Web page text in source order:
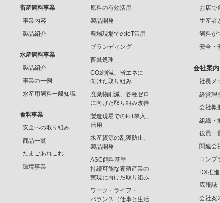
畜産飼料事業
事業内容
製品紹介
水産飼料事業
製品紹介
事業の一例
水産用飼料一般知識
食料事業
安全への取り組み
商品一覧
たまごあれこれ
環境事業
原料の有効活用
製品開発
農場現場でのIoT活用
ブランディング
畜糞処理
CO2削減、省エネに
向けた取り組み
廃棄物削減、各種ゼロ
に向けた取り組み改善
製造現場でのIoT導入、
活用
水産資源の乱獲防止、
製品開発
ASC飼料基準
持続可能な養殖産業の
実現に向けた取り組み
ワーク・ライフ・
バランス（仕事と生活
お店で
生産者
飼料が
安全・
会社案内
社長メ
経営理
会社概
組織・
役員一
関連会
コンプ
DX推
広報誌
会社案